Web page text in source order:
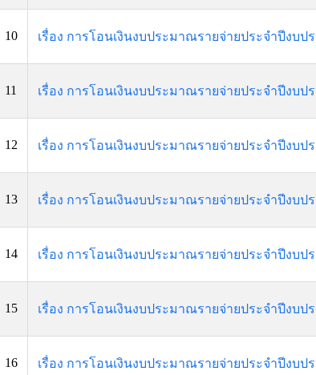
10 เรื่อง การโอนเงินงบประมาณรายจ่ายประจำปีงบป
11 เรื่อง การโอนเงินงบประมาณรายจ่ายประจำปีงบป
12 เรื่อง การโอนเงินงบประมาณรายจ่ายประจำปีงบป
13 เรื่อง การโอนเงินงบประมาณรายจ่ายประจำปีงบป
14 เรื่อง การโอนเงินงบประมาณรายจ่ายประจำปีงบป
15 เรื่อง การโอนเงินงบประมาณรายจ่ายประจำปีงบป
16 เรื่อง การโอนเงินงบประมาณรายจ่ายประจำปีงบป